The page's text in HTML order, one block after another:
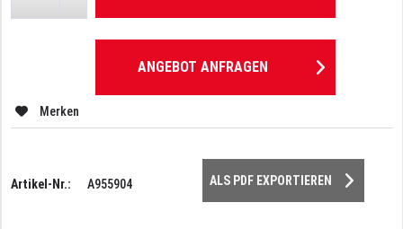
ANGEBOT ANFRAGEN
Merken
Artikel-Nr.: A955904 ALS PDF EXPORTIEREN